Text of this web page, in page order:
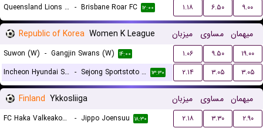
Queensland Lions SC - Brisbane Roar FC ۱۲:۰۰ ۱.۱۸ ۶.۵۰ ۹.۰۰
Republic of Korea Women K League میزبان مساوی میهمان
Suwon (W) - Gangjin Swans (W) ۱۴:۰۰ ۱.۰۶ ۹.۵۰
۱۹.۰۰
Incheon Hyundai Steel Red Angels (W) - Sejong Sportstoto (W) ۱۳:۳۰ ۲.۱۴ ۳.۰۵ ۳.۰۵
Finland Ykkosliiga میزبان مساوی میهمان
FC Haka Valkeakoski - Jippo Joensuu ۱۸:۳۰ ۲.۱۸ ۳.۳۰
۲.۹۰